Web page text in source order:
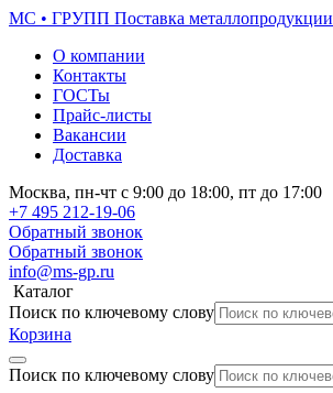
МС • ГРУПП Поставка металлопродукции
О компании
Контакты
ГОСТы
Прайс-листы
Вакансии
Доставка
Москва, пн-чт с 9:00 до 18:00, пт до 17:00
+7 495 212-19-06
Обратный звонок
Обратный звонок
info@ms-gp.ru
Каталог
Поиск по ключевому слову
Корзина
Поиск по ключевому слову